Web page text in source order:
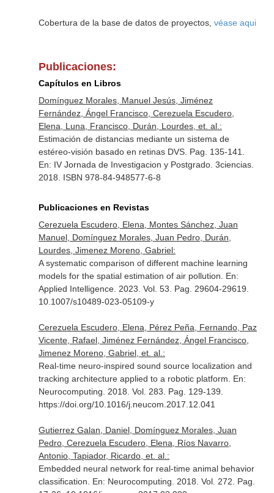
Cobertura de la base de datos de proyectos, véase aqui
Publicaciones:
Capítulos en Libros
Domínguez Morales, Manuel Jesús, Jiménez
Fernández, Ángel Francisco, Cerezuela Escudero,
Elena, Luna, Francisco, Durán, Lourdes, et. al.:
Estimación de distancias mediante un sistema de
estéreo-visión basado en retinas DVS. Pag. 135-141.
En: IV Jornada de Investigacion y Postgrado. 3ciencias.
2018. ISBN 978-84-948577-6-8
Publicaciones en Revistas
Cerezuela Escudero, Elena, Montes Sánchez, Juan
Manuel, Domínguez Morales, Juan Pedro, Durán,
Lourdes, Jimenez Moreno, Gabriel:
A systematic comparison of different machine learning
models for the spatial estimation of air pollution. En:
Applied Intelligence. 2023. Vol. 53. Pag. 29604-29619.
10.1007/s10489-023-05109-y
Cerezuela Escudero, Elena, Pérez Peña, Fernando, Paz
Vicente, Rafael, Jiménez Fernández, Ángel Francisco,
Jimenez Moreno, Gabriel, et. al.:
Real-time neuro-inspired sound source localization and
tracking architecture applied to a robotic platform. En:
Neurocomputing . 2018. Vol. 283. Pag. 129-139.
https://doi.org/10.1016/j.neucom.2017.12.041
Gutierrez Galan, Daniel, Domínguez Morales, Juan
Pedro, Cerezuela Escudero, Elena, Ríos Navarro,
Antonio, Tapiador, Ricardo, et. al.:
Embedded neural network for real-time animal behavior
classification. En: Neurocomputing . 2018. Vol. 272. Pag.